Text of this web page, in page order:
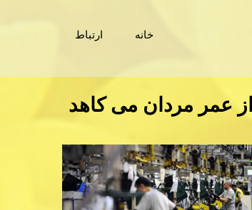
خانه ارتباط
عمر مردان می كاهد